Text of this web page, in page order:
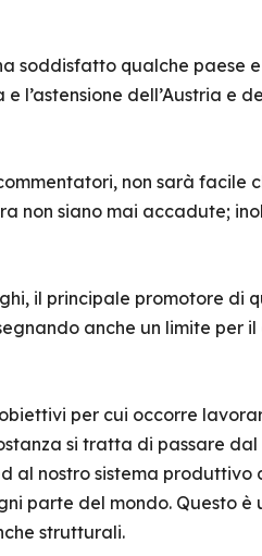
soddisfatto qualche paese
l’astensione dell’Austria e
non sarà facile
non siano mai accadute;
il principale promotore di
anche un limite per
per cui occorre
si tratta di passare dal
nostro sistema produttivo
parte del mondo. Questo è
strutturali.